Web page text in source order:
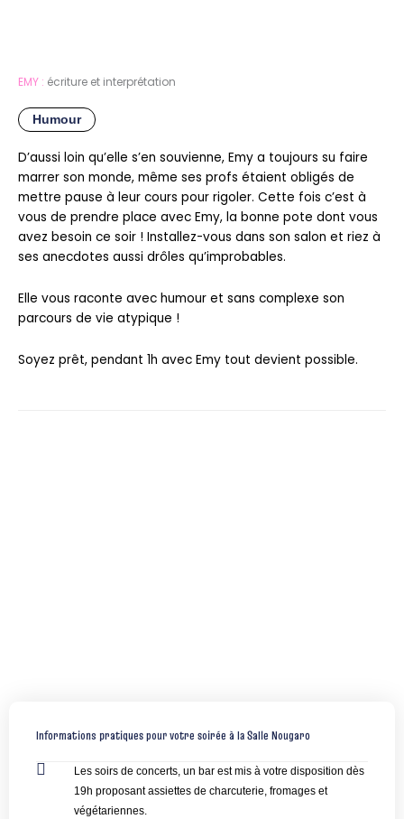
EMY : écriture et interprétation
Humour
D’aussi loin qu’elle s’en souvienne, Emy a toujours su faire
marrer son monde, même ses profs étaient obligés de
mettre pause à leur cours pour rigoler. Cette fois c’est à
vous de prendre place avec Emy, la bonne pote dont vous
avez besoin ce soir ! Installez-vous dans son salon et riez à
ses anecdotes aussi drôles qu’improbables.
Elle vous raconte avec humour et sans complexe son
parcours de vie atypique !
Soyez prêt, pendant 1h avec Emy tout devient possible.
Informations pratiques pour votre soirée à la Salle Nougaro
Les soirs de concerts, un bar est mis à votre disposition dès
19h proposant assiettes de charcuterie, fromages et
végétariennes.